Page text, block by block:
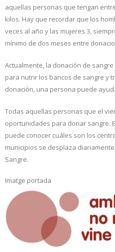
aquellas personas que tengan
kilos. Hay que recordar que los
veces al año y las mujeres 3,
mínimo de dos meses entre
Actualmente, la donación de
para nutrir los bancos de sangre y
donación, una persona puede
Todas aquellas personas que el
oportunidades para donar sangre.
puede conocer cuáles son los
municipios se desplaza
Sangre.
Imatge portada